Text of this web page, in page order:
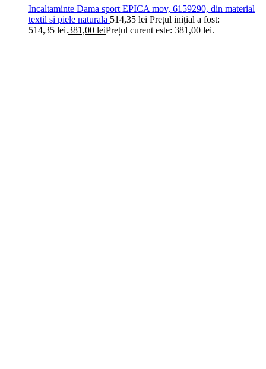
Incaltaminte Dama sport EPICA mov, 6159290, din material
textil si piele naturala 514,35lei Prețul inițial a fost:
514,35 lei.381,00 leiPrețul curent este: 381,00 lei.